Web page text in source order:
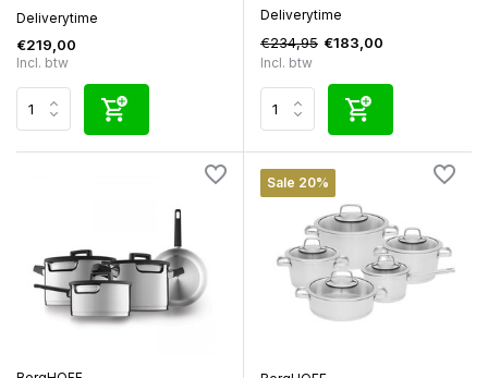
Deliverytime
€219,00
Incl. btw
Deliverytime
€234,95 €183,00
Incl. btw
Sale 20%